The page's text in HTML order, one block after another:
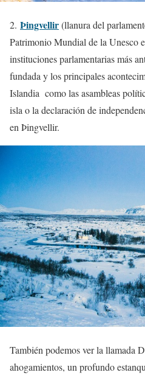
2. Þingvellir(llanura del
Patrimonio Mundial de la Unesco
instituciones parlamentarias más
fundada y los principales
Islandia como las asambleas
isla o la declaración de
en Þingvellir.
También podemos ver la llamada
ahogamientos, un profundo